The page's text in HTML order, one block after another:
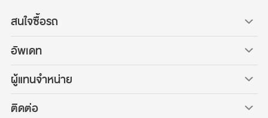
สนใจซื้อรถ
อัพเดท
ผู้แทนจำหน่าย
ติดต่อ